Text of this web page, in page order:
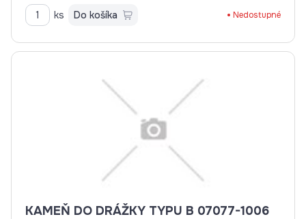
ks Do košíka Nedostupné
KAMEŇ DO DRÁŽKY TYPU B 07077-1006